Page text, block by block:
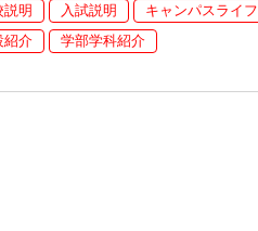
説明 入試説明 キャンパスライフ
紹介
学部学科紹介